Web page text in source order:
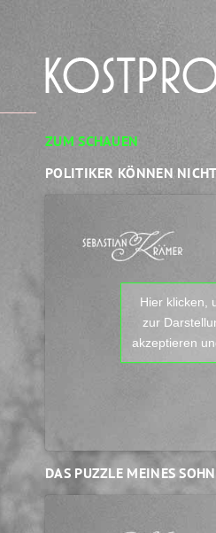
ZUM SCHAUEN
POLITIKER KÖNNEN
Hier klicken,
zur
akzeptieren
DAS PUZZLE MEINES